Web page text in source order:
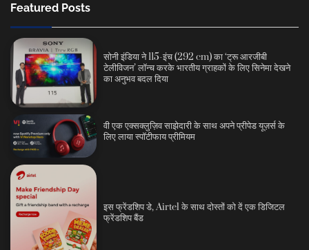
Featured Posts
सोनी इंडिया ने 115-इंच (292 cm) का ‘ट्रू आरजीबी
टेलीविजन’ लॉन्च करके भारतीय ग्राहकों के लिए सिनेमा देखने
का अनुभव बदल दिया
वी एक एक्सक्लुज़िव साझेदारी के साथ अपने प्रीपेड यूज़र्स के
लिए लाया स्पॉटीफाय प्रीमियम
इस फ्रेंडशिप डे, Airtel के साथ दोस्तों को दें एक डिजिटल
फ्रेंडशिप बैंड